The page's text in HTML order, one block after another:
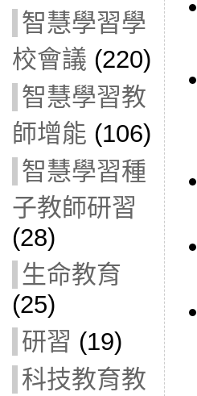
智慧學習學
校會議 (220)
智慧學習教
師增能 (106)
智慧學習種
子教師研習
(28)
生命教育
(25)
研習 (19)
科技教育教